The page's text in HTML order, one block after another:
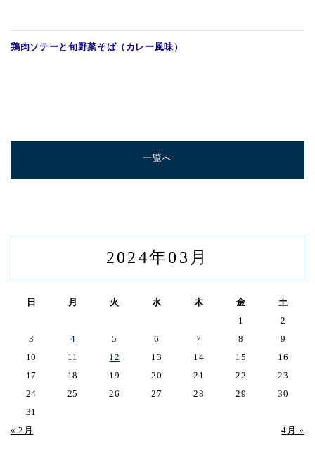
鶏肉ソテーと旬野菜そば（カレー風味）
一覧へ
2024年03月
日 月 火 水 木 金 土
« 2月 4月 »
1
2
3
4 5 6 7 8
9
10
11 12 13 14 15
16
17
18 19 20 21 22
23
24
25 26 27 28 29
30
31